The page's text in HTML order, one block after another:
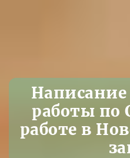
работы по
работе в